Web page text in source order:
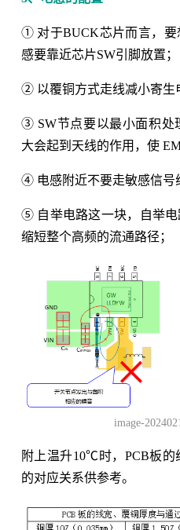
① 对于BUCK芯片而言，要
感要靠近芯片SW引脚放置；
② 以覆铜方式走线减小寄生
③ SW节点要以最小面积处
大会起到天线的作用，使
④ 电感附近不要走敏感信号
⑤ 自举电路这一块，自举电
缩短整个高频的流通路径；
image-
附上温升10℃时，PCB板
的对应关系供参考。